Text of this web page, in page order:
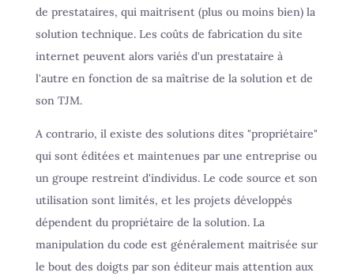
de prestataires, qui maitrisent (plus ou moins bien) la
solution technique. Les coûts de fabrication du site
internet peuvent alors variés d'un prestataire à
l'autre en fonction de sa maîtrise de la solution et de
son TJM.
A contrario, il existe des solutions dites "propriétaire"
qui sont éditées et maintenues par une entreprise ou
un groupe restreint d'individus. Le code source et son
utilisation sont limités, et les projets développés
dépendent du propriétaire de la solution. La
manipulation du code est généralement maitrisée sur
le bout des doigts par son éditeur mais attention aux